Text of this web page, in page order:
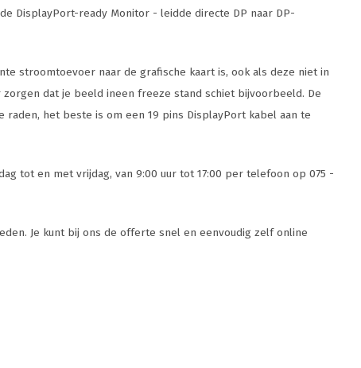
DisplayPort-ready Monitor - leidde directe DP naar DP-
stroomtoevoer naar de grafische kaart is, ook als deze niet in
dat je beeld ineen freeze stand schiet bijvoorbeeld. De
het beste is om een 19 pins DisplayPort kabel aan te
tot en met vrijdag, van 9:00 uur tot 17:00 per telefoon op 075 -
Je kunt bij ons de offerte snel en eenvoudig zelf online